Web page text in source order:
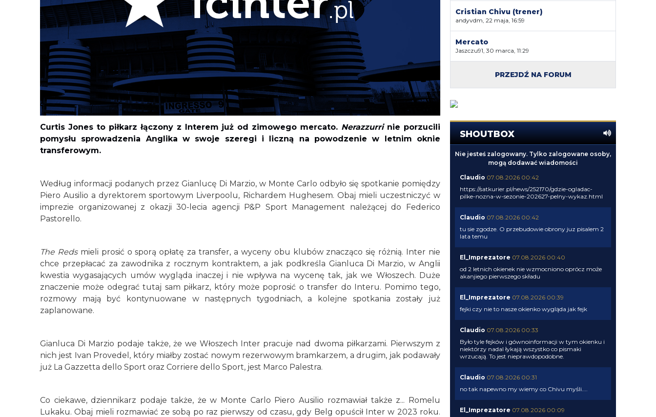
Curtis Jones to piłkarz łączony z Interem już od zimowego mercato. Nerazzurrinie porzucili
pomysłu sprowadzenia Anglika w swoje szeregi i liczną na powodzenie w letnim oknie
transferowym.
Według informacji podanych przez Gianlucę Di Marzio, w Monte Carlo odbyło się spotkanie pomiędzy
Piero Ausilio a dyrektorem sportowym Liverpoolu, Richardem Hughesem. Obaj mieli uczestniczyć w
imprezie organizowanej z okazji 30-lecia agencji P&P Sport Management należącej do Federico
Pastorello.
The Redsmieli prosić o sporą opłatę za transfer, a wyceny obu klubów znacząco się różnią. Inter nie
chce przepłacać za zawodnika z rocznym kontraktem, a jak podkreśla Gianluca Di Marzio, w Anglii
kwestia wygasających umów wygląda inaczej i nie wpływa na wycenę tak, jak we Włoszech. Duże
znaczenie może odegrać tutaj sam piłkarz, który może poprosić o transfer do Interu. Pomimo tego,
rozmowy mają być kontynuowane w następnych tygodniach, a kolejne spotkania zostały już
zaplanowane.
Gianluca Di Marzio podaje także, że we Włoszech Inter pracuje nad dwoma piłkarzami. Pierwszym z
nich jest Ivan Provedel, który miałby zostać nowym rezerwowym bramkarzem, a drugim, jak podawały
już La Gazzetta dello Sport oraz Corriere dello Sport, jest Marco Palestra.
Co ciekawe, dziennikarz podaje także, że w Monte Carlo Piero Ausilio rozmawiał także z... Romelu
Lukaku. Obaj mieli rozmawiać ze sobą po raz pierwszy od czasu, gdy Belg opuścił Inter w 2023 roku.
Cristian Chivu (trener)
andyvdm, 22 maja, 16:59
Mercato
Jaszczu91, 30 marca, 11:29
PRZEJDŹ NA FORUM
SHOUTBOX
Nie jesteś zalogowany. Tylko zalogowane osoby,
mogą dodawać wiadomości
Claudio 07.08.2026 00:42
https://satkurier.pl/news/252170/gdzie-ogladac-
pilke-nozna-w-sezonie-202627-pelny-wykaz.html
Claudio 07.08.2026 00:42
tu sie zgodze. O przebudowie obrony juz pisalem 2
lata temu
El_Imprezatore 07.08.2026 00:40
od 2 letnich okienek nie wzmocniono oprócz może
akanjiego pierwszego składu
El_Imprezatore 07.08.2026 00:39
fejki czy nie to nasze okienko wygląda jak fejk
Claudio 07.08.2026 00:33
Było tyle fejków i gównoinformacji w tym okienku i
niektórzy nadal łykają wszystko co pismaki
wrzucają. To jest nieprawdopodobne.
Claudio 07.08.2026 00:31
no tak napewno my wiemy co Chivu myśli....
El_Imprezatore 07.08.2026 00:09